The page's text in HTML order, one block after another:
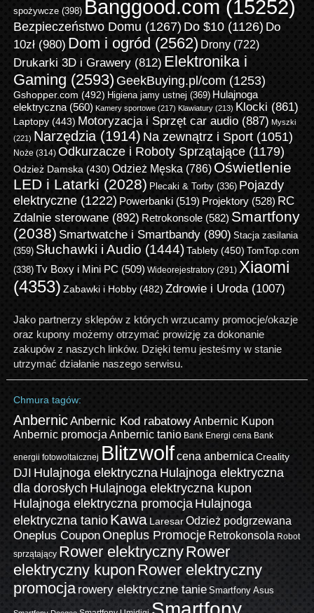
spożywcze(398) Banggood.com (15252)
Bezpieczeństwo Domu (1267) Do $10(1126) Do
10zł(980) Dom i ogród (2562) Drony(722)
Drukarki 3D i Grawery(812) Elektronika i
Gaming (2593) GeekBuying.pl/com (1253)
Gshopper.com (492) Higiena jamy ustnej (369) Hulajnoga
elektryczna(560) Kamery sportowe(217) Klawiatury(213) Klocki (861)
Laptopy(443) Motoryzacja i Sprzęt car audio(887) Myszki
(221) Narzędzia(1914) Na zewnątrz i Sport(1051)
Noże (314) Odkurzacze i Roboty Sprzątające(1179)
Odzież Damska(430) Odzież Męska (786) Oświetlenie
LED i Latarki (2028) Plecaki & Torby(336) Pojazdy
elektryczne(1222) Powerbanki(519) Projektory(528) RC
Zdalnie sterowane(892) Retrokonsole(582) Smartfony
(2038) Smartwatche i Smartbandy(890) Stacja zasilania
(359) Słuchawki i Audio (1444)Tablety(450)
TomTop.com
(338) Tv Boxy i Mini PC (509) Wideorejestratory(291) Xiaomi
(4353) Zabawki i Hobby(482) Zdrowie i Uroda(1007)
Jako partnerzy sklepów z których wrzucamy promocje/okazje
oraz kupony możemy otrzymać prowizję za dokonanie
zakupów z naszych linków. Dzięki temu jesteśmy w stanie
utrzymać działanie naszego serwisu.
Chmura tagów:
AnbernicAnbernic Kod rabatowyAnbernic Kupon
Anbernic promocja Anbernic tanio Bank Energi cena Bank
energii fotowoltaicznej Blitzwolfcena anbernica Creality
DJI Hulajnoga elektrycznaHulajnoga elektryczna
dla dorosłych Hulajnoga elektryczna kupon
Hulajnoga elektryczna promocjaHulajnoga
elektryczna tanioKawa Laresar Odzież podgrzewana
Oneplus CouponOneplus Promocje Retrokonsola Robot
sprzątający Rower elektrycznyRower
elektryczny kupon Rower elektryczny
promocja rowery elektryczne tanie Smartfony Asus